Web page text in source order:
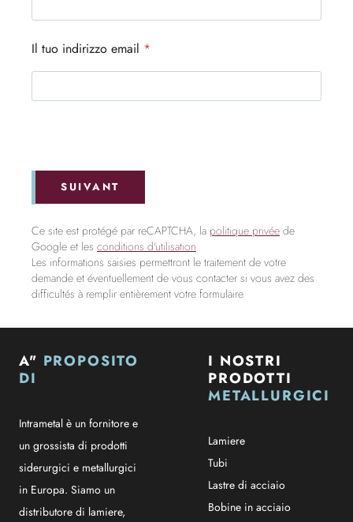
Il tuo indirizzo email *
SUIVANT
Ce site est protégé par reCAPTCHA, la politique privée de
Google et les conditions d'utilisation.
Les informations saisies permettront le traitement de votre
demande et éventuellement de vous contacter si vous avez des
difficultés à remplir entièrement votre formulaire.
A" PROPOSITO
DI
Intrametal è un fornitore e
un grossista di prodotti
siderurgici e metallurgici
in Europa. Siamo un
distributore di lamiere,
I NOSTRI
PRODOTTI
METALLURGICI
Lamiere
Tubi
Lastre di acciaio
Bobine in acciaio